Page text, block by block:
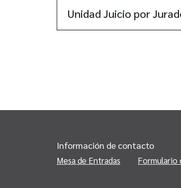
Unidad Juicio por
Información de contacto
Mesa de Entradas Formulario